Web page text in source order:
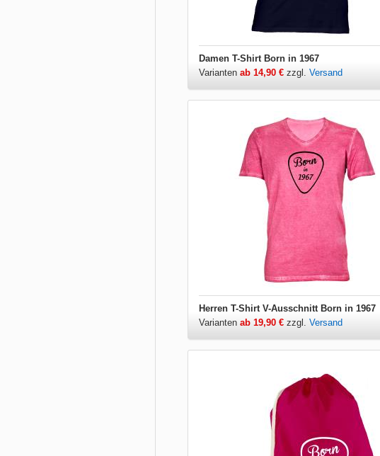
Damen T-Shirt Born in 1967
Varianten ab 14,90 € zzgl. Versand
Herren T-Shirt V-Ausschnitt Born in 1967
Varianten ab 19,90 € zzgl. Versand